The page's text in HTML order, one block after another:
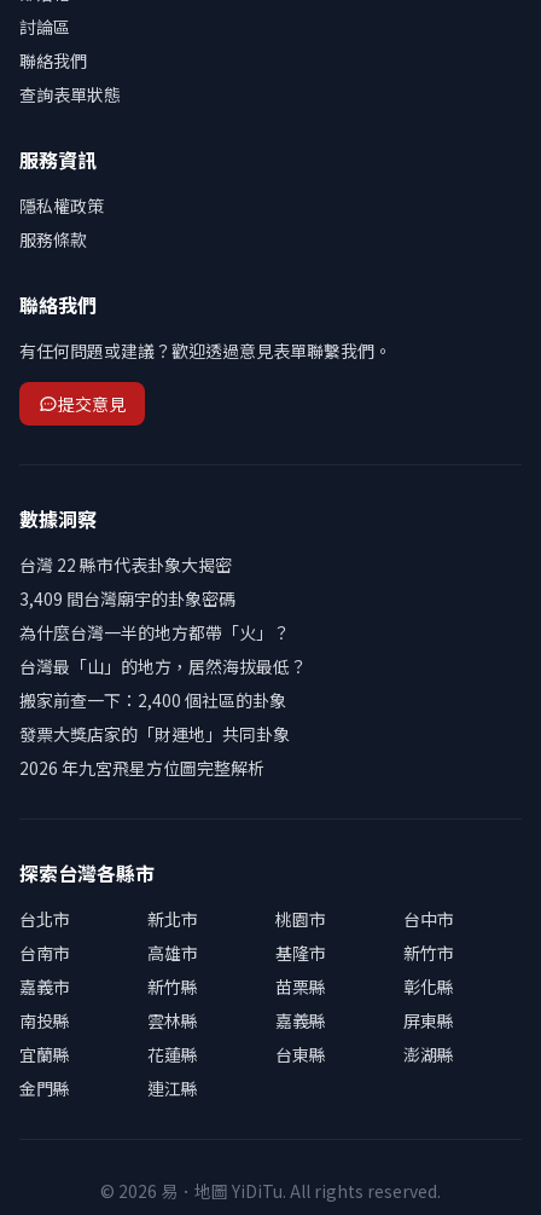
討論區
聯絡我們
查詢表單狀態
服務資訊
隱私權政策
服務條款
聯絡我們
有任何問題或建議？歡迎透過意見表單聯繫我們。
提交意見
數據洞察
台灣 22 縣市代表卦象大揭密
3,409 間台灣廟宇的卦象密碼
為什麼台灣一半的地方都帶「火」？
台灣最「山」的地方，居然海拔最低？
搬家前查一下：2,400 個社區的卦象
發票大獎店家的「財運地」共同卦象
2026 年九宮飛星方位圖完整解析
探索台灣各縣市
台北市 新北市 桃園市
台中市
台南市
高雄市 基隆市
新竹市
嘉義市
新竹縣 苗栗縣
彰化縣
南投縣
雲林縣 嘉義縣
屏東縣
宜蘭縣
花蓮縣 台東縣
澎湖縣
金門縣
連江縣
© 2026 易．地圖 YiDiTu. All rights reserved.